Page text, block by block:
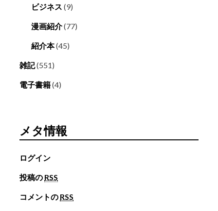
ビジネス (9)
漫画紹介(77)
紹介本(45)
雑記(551)
電子書籍(4)
メタ情報
ログイン
投稿の RSS
コメントの RSS